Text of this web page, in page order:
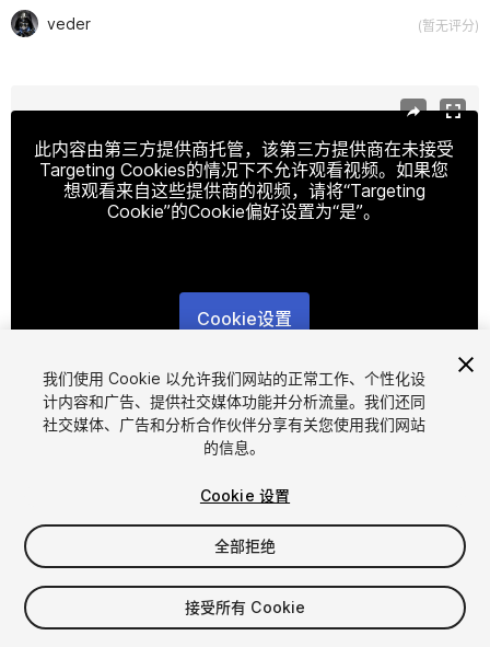
veder (暂无评分)
此内容由第三方提供商托管，该第三方提供商在未接受
Targeting Cookies的情况下不允许观看视频。如果您
想观看来自这些提供商的视频，请将“Targeting
Cookie”的Cookie偏好设置为“是”。
Cookie设置
1/20
$29
增值税将在结算时计算
我们使用 Cookie 以允许我们网站的正常工作、个性化设
计内容和广告、提供社交媒体功能并分析流量。我们还同
社交媒体、广告和分析合作伙伴分享有关您使用我们网站
的信息。
Cookie 设置
全部拒绝
接受所有 Cookie